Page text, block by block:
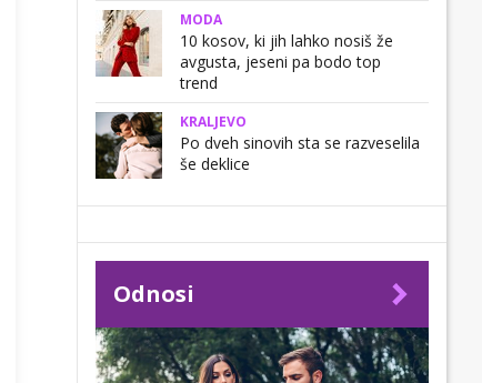
MODA
10 kosov, ki jih lahko nosiš že
avgusta, jeseni pa bodo top
trend
KRALJEVO
Po dveh sinovih sta se razveselila
še deklice
Odnosi